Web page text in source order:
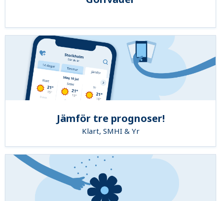
Jämför tre prognoser!
Klart, SMHI & Yr